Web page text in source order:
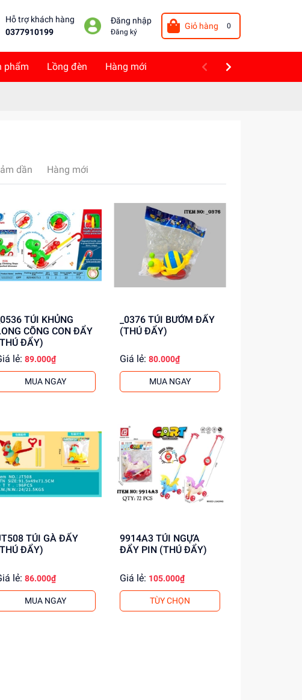
Hỗ trợ khách hàng
0377910199
Đăng nhập
Đăng ký
Giỏ hàng 0
phẩm Lồng đèn Hàng mới
dần Hàng mới
_0536 TÚI KHỦNG
CÕNG CON ĐẨY
ĐẨY)
lẻ: 89.000₫
MUA NGAY
_0376 TÚI BƯỚM ĐẨY
(THÚ ĐẨY)
Giá lẻ: 80.000₫
MUA NGAY
TÚI GÀ ĐẨY
ĐẨY)
lẻ: 86.000₫
MUA NGAY
9914A3 TÚI NGỰA
ĐẨY PIN (THÚ ĐẨY)
Giá lẻ: 105.000₫
TÙY CHỌN